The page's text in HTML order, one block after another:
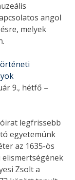
angol
melyek
9., hétfő –
legfrissebb
egyetemünk
az 1635-ös
Zsolt a